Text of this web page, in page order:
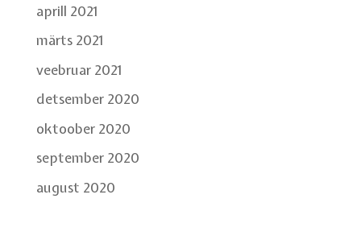
aprill 2021
märts 2021
veebruar 2021
detsember 2020
oktoober 2020
september 2020
august 2020